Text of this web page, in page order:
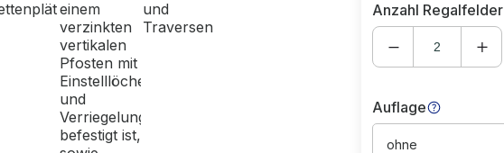
Anzahl Regalfelder
Auflage
ohne